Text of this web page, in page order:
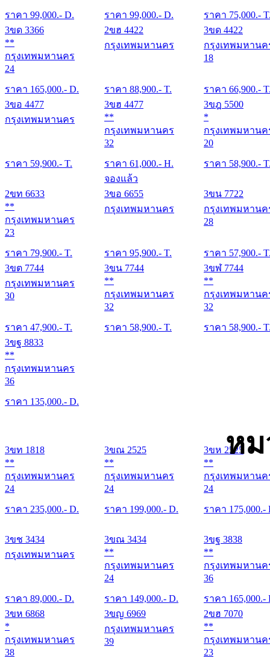
ราคา 99,000.- D.
ราคา 99,000.- D.
ราคา 75,000.-
3ขด 3366
**
กรุงเทพมหานคร
24
ราคา 165,000.- D.
2ขฮ 4422
กรุงเทพมหานคร
ราคา 88,900.- T.
3ขด 4422
กรุงเทพมหานค
18
ราคา 66,900.-
3ขอ 4477
กรุงเทพมหานคร
ราคา 59,900.- T.
3ขฮ 4477
**
กรุงเทพมหานคร
32
ราคา 61,000.- H.
3ขฎ 5500
*
กรุงเทพมหานค
20
ราคา 58,900.-
2ขท 6633
**
กรุงเทพมหานคร
23
ราคา 79,900.- T.
จองแล้ว
3ขอ 6655
กรุงเทพมหานคร
ราคา 95,900.- T.
3ขน 7722
กรุงเทพมหานค
28
ราคา 57,900.-
3ขต 7744
กรุงเทพมหานคร
30
ราคา 47,900.- T.
3ขน 7744
**
กรุงเทพมหานคร
32
ราคา 58,900.- T.
3ขฬ 7744
**
กรุงเทพมหานค
32
ราคา 58,900.-
3ขฐ 8833
**
กรุงเทพมหานคร
36
ราคา 135,000.- D.
หม
3ขท 1818
**
กรุงเทพมหานคร
24
ราคา 235,000.- D.
3ขณ 2525
**
กรุงเทพมหานคร
24
ราคา 199,000.- D.
3ขห 2525
**
กรุงเทพมหานค
24
ราคา 175,000.-
3ขช 3434
กรุงเทพมหานคร
ราคา 89,000.- D.
3ขณ 3434
**
กรุงเทพมหานคร
24
ราคา 149,000.- D.
3ขฐ 3838
**
กรุงเทพมหานค
36
ราคา 165,000.-
3ขห 6868
*
กรุงเทพมหานคร
38
3ขญ 6969
กรุงเทพมหานคร
39
2ขฮ 7070
**
กรุงเทพมหานค
23